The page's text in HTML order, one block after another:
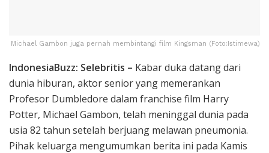
Michael Gambon juga pernah membintangi film Kingsman (Foto:Istimewa)
IndonesiaBuzz: Selebritis – Kabar duka datang dari
dunia hiburan, aktor senior yang memerankan
Profesor Dumbledore dalam franchise film Harry
Potter, Michael Gambon, telah meninggal dunia pada
usia 82 tahun setelah berjuang melawan pneumonia.
Pihak keluarga mengumumkan berita ini pada Kamis